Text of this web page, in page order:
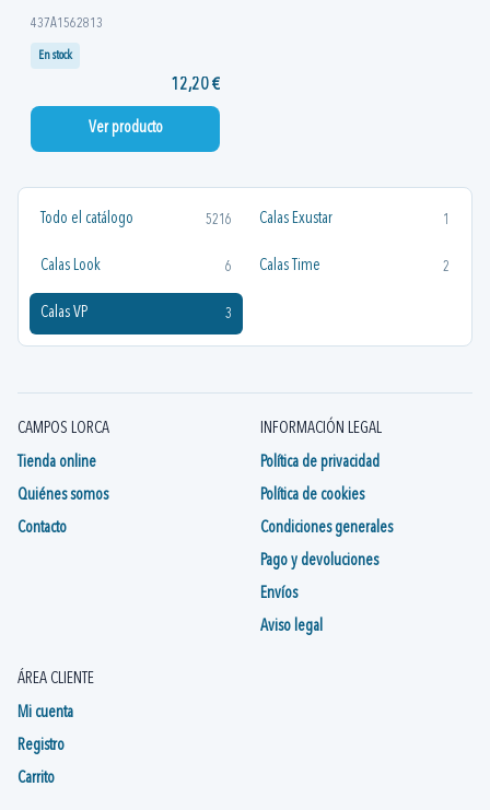
Todo el catálogo 5216 Calas Exustar 1
Calas Look 6 Calas Time 2
Calas VP 3
437A1562813
En stock
12,20 €
Ver producto
CAMPOS LORCA
Tienda online
Quiénes somos
Contacto
INFORMACIÓN LEGAL
Política de privacidad
Política de cookies
Condiciones generales
Pago y devoluciones
Envíos
Aviso legal
ÁREA CLIENTE
Mi cuenta
Registro
Carrito